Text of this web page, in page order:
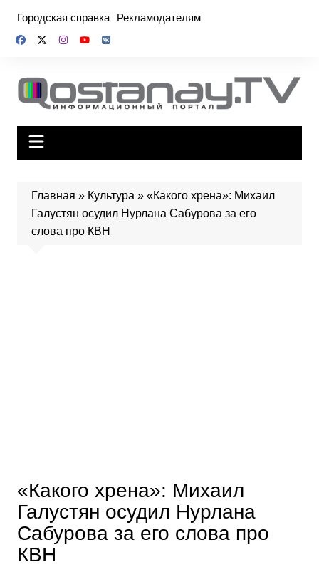
содержимому
Городская справка Рекламодателям
Главная » Культура » «Какого хрена»: Михаил
Галустян осудил Нурлана Сабурова за его
слова про КВН
«Какого хрена»: Михаил
Галустян осудил Нурлана
Сабурова за его слова про
КВН